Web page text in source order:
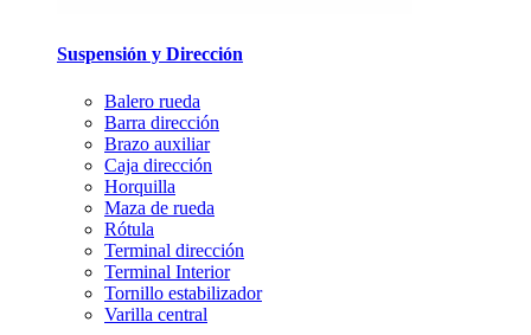
Suspensión y Dirección
Balero rueda
Barra dirección
Brazo auxiliar
Caja dirección
Horquilla
Maza de rueda
Rótula
Terminal dirección
Terminal Interior
Tornillo estabilizador
Varilla central